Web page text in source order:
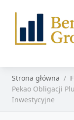
Strona główna
Pekao Obligacji
Inwestycyjne